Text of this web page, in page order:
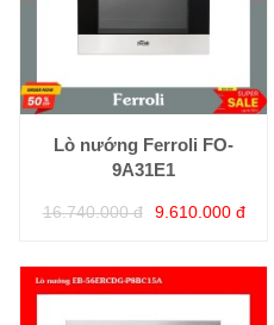
Lò nướng Ferroli FO-
9A31E1
16.740.000 đ 9.610.000 đ